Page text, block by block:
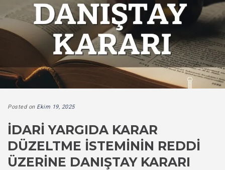
Posted on Ekim 19, 2025
İDARI YARGIDA KARAR
DÜZELTME İSTEMININ REDDI
ÜZERINE DANIŞTAY KARARI